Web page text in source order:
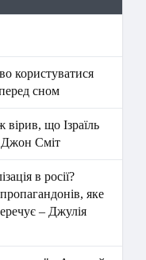
користуватися
сном
вірив, що Ізраїль
Джон Сміт
в росії?
яке
– Джулія